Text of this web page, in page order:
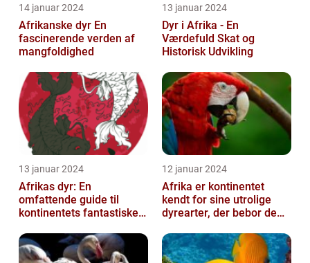
14 januar 2024
Afrikanske dyr En
fascinerende verden af
mangfoldighed
13 januar 2024
Dyr i Afrika - En
Værdefuld Skat og
Historisk Udvikling
13 januar 2024
Afrikas dyr: En
omfattende guide til
kontinentets fantastiske
12 januar 2024
Afrika er kontinentet
kendt for sine utrolige
dyrearter, der bebor de
robuste ...